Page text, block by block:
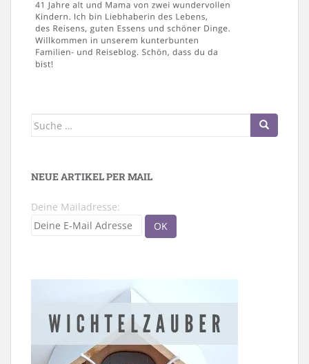
Suche
NEUE ARTIKEL PER MAIL
Deine Mailadresse: